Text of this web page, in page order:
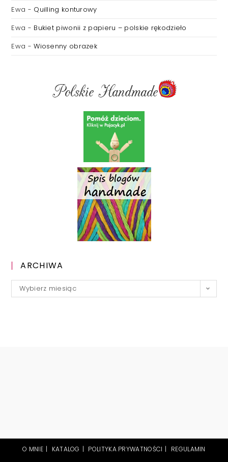
Ewa - Quilling konturowy
Ewa - Bukiet piwonii z papieru – polskie rękodzieło
Ewa -Wiosenny obrazek
ARCHIWA
Archiwa
Wybierz miesiąc
O MNIE KATALOG POLITYKA PRYWATNOŚCI REGULAMIN